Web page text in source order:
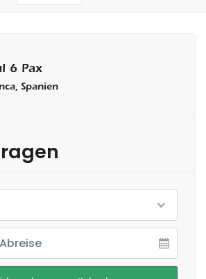
6 Pax
Spanien